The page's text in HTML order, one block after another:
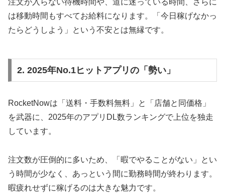
注文が入らない待機時間や、道に迷っている時間、さらに
は移動時間もすべてお給料になります。「今日稼げなかっ
たらどうしよう」という不安とは無縁です。
2. 2025年No.1ヒットアプリの「勢い」
RocketNowは「送料・手数料無料」と「店舗と同価格」
を武器に、2025年のアプリDL数ランキングで上位を独走
しています。
注文数が圧倒的に多いため、「暇でやることがない」とい
う時間が少なく、あっという間に勤務時間が終わります。
暇疲れせずに稼げるのは大きな魅力です。